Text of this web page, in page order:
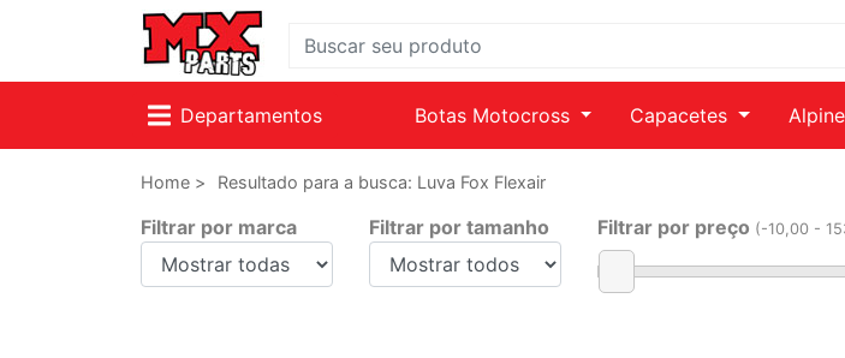
Departamentos Botas Motocross Capacetes
Home > Resultado para a busca: Luva Fox Flexair
Filtrar por marca Filtrar por tamanho Filtrar por preço (-10,00 -